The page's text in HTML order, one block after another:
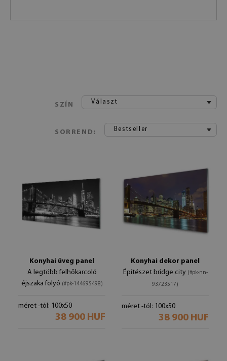
SZÍN Választ
SORREND: Bestseller
Konyhai üveg panel
A legtöbb felhőkarcoló
éjszaka folyó (#pk-144695498)
méret -tól: 100x50
38 900 HUF
Konyhai dekor panel
Építészet bridge city (#pk-nn-
93723517)
méret -tól: 100x50
38 900 HUF